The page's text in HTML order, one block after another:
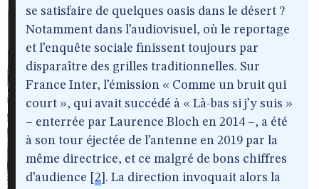
se satisfaire de quelques oasis dans le désert ?
Notamment dans l’audiovisuel, où le reportage
et l’enquête sociale finissent toujours par
disparaître des grilles traditionnelles. Sur
France Inter, l’émission « Comme un bruit qui
court », qui avait succédé à « Là-bas si j’y suis »
– enterrée par Laurence Bloch en 2014 –, a été
à son tour éjectée de l’antenne en 2019 par la
même directrice, et ce malgré de bons chiffres
d’audience
2 . La direction invoquait alors la